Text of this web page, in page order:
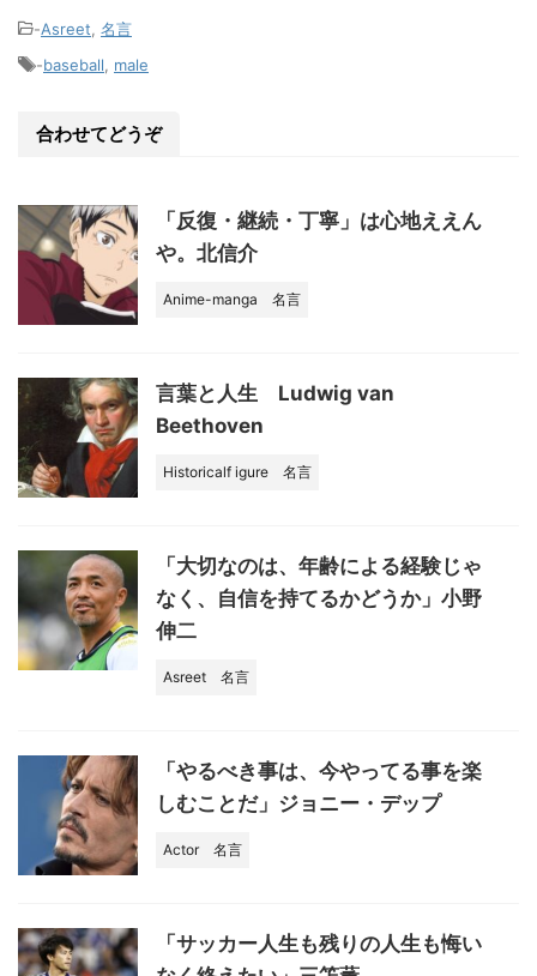
e
o
k
-Asreet 名言
-baseball male
合わせてどうぞ
「反復・継続・丁寧」は心地ええん
や。北信介
Anime-manga 名言
言葉と人生 Ludwig van
Beethoven
Historicalf igure 名言
「大切なのは、年齢による経験じゃ
なく、自信を持てるかどうか」小野
伸二
Asreet 名言
「やるべき事は、今やってる事を楽
しむことだ」ジョニー・デップ
Actor 名言
「サッカー人生も残りの人生も悔い